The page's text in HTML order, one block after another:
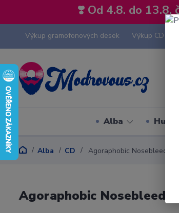
❣️ Od 4.8. do 13.8.
Výkup gramofonových desek Výkup CD
Alba
Alba CD Agoraphobic Nosebleed -
Agoraphobic Nosebleed -